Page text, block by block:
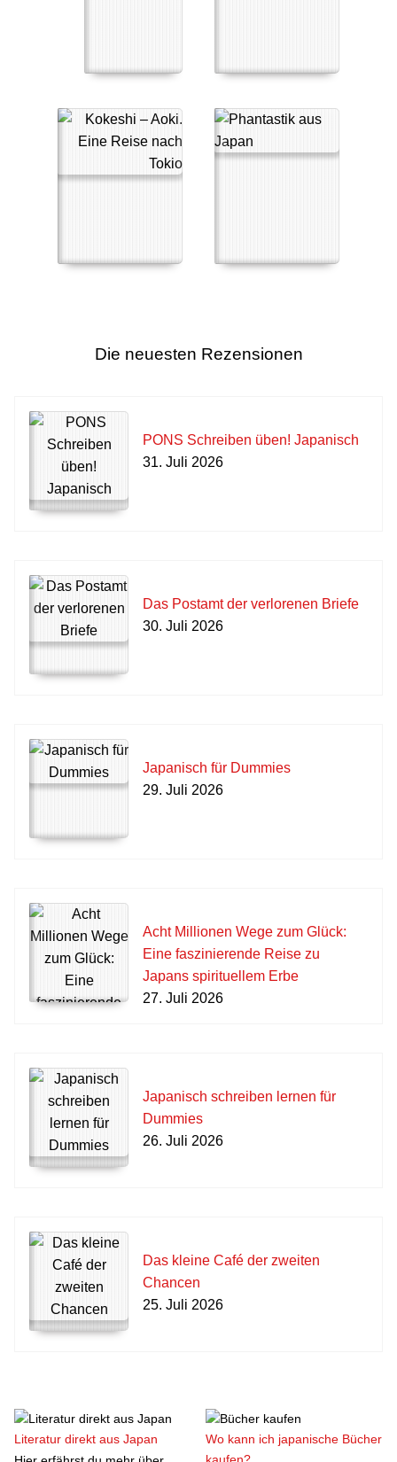
Die neuesten Rezensionen
PONS Schreiben üben! Japanisch
31. Juli 2026
Das Postamt der verlorenen Briefe
30. Juli 2026
Japanisch für Dummies
29. Juli 2026
Acht Millionen Wege zum Glück:
Eine faszinierende Reise zu
Japans spirituellem Erbe
27. Juli 2026
Japanisch schreiben lernen für
Dummies
26. Juli 2026
Das kleine Café der zweiten
Chancen
25. Juli 2026
Literatur direkt aus Japan
Wo kann ich japanische Bücher